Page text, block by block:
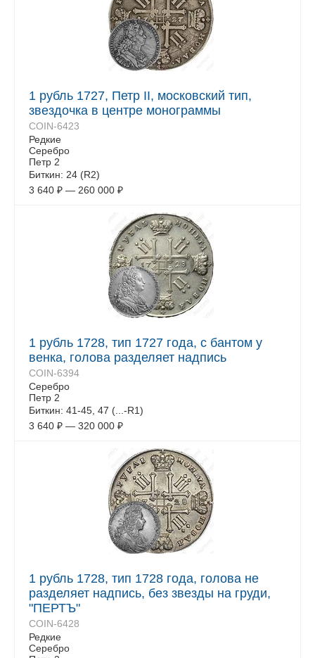
1 рубль 1727, Петр II, московский тип,
звездочка в центре монограммы
COIN-6423
Редкие
Серебро
Петр 2
Биткин: 24 (R2)
3 640 ₽ — 260 000 ₽
1 рубль 1728, тип 1727 года, с бантом у
венка, голова разделяет надпись
COIN-6394
Серебро
Петр 2
Биткин: 41-45, 47 (...-R1)
3 640 ₽ — 320 000 ₽
1 рубль 1728, тип 1728 года, голова не
разделяет надпись, без звезды на груди,
"ПЕРТЪ"
COIN-6428
Редкие
Серебро